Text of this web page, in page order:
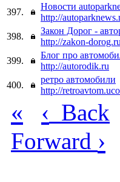
397.
Новости
http://
398.
Закон Дорог -
http://zakon-dorog.ru
399.
Блог про
http://autorodik.ru
400.
ретро автомобили
http://
« ‹ Back
Forward ›